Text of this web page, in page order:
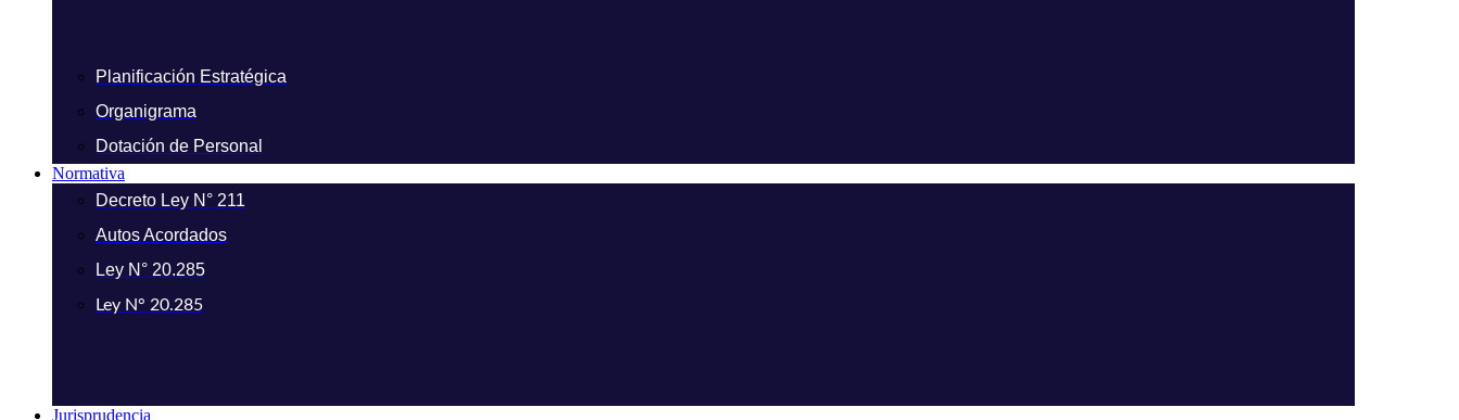
Planificación Estratégica
Organigrama
Dotación de Personal
Normativa
Decreto Ley N° 211
Autos Acordados
Ley N° 20.285
Ley N° 20.285
Jurisprudencia